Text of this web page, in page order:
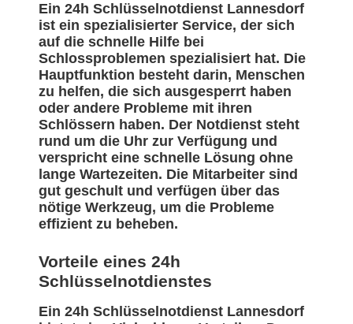
Ein 24h Schlüsselnotdienst Lannesdorf
ist ein spezialisierter Service, der sich
auf die schnelle Hilfe bei
Schlossproblemen spezialisiert hat. Die
Hauptfunktion besteht darin, Menschen
zu helfen, die sich ausgesperrt haben
oder andere Probleme mit ihren
Schlössern haben. Der Notdienst steht
rund um die Uhr zur Verfügung und
verspricht eine schnelle Lösung ohne
lange Wartezeiten. Die Mitarbeiter sind
gut geschult und verfügen über das
nötige Werkzeug, um die Probleme
effizient zu beheben.
Vorteile eines 24h
Schlüsselnotdienstes
Ein 24h Schlüsselnotdienst Lannesdorf